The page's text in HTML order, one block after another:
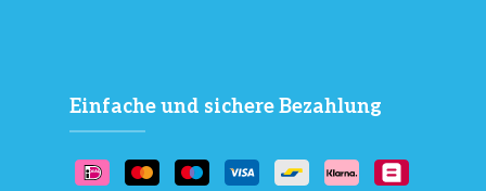
Einfache und sichere Bezahlung